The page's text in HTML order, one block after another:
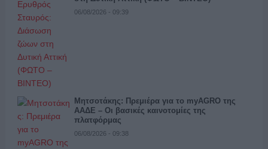
06/08/2026 - 09:39
Μητσοτάκης: Πρεμιέρα για το myAGRO της
ΑΑΔΕ – Οι βασικές καινοτομίες της
πλατφόρμας
06/08/2026 - 09:38